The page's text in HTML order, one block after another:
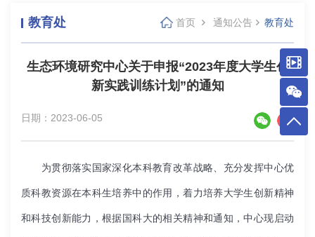
教育处 首页 通知公告 教育处
生态环境研究中心关于申报“2023年度大学生创
新实践训练计划”的通知
日期：2023-06-05
为贯彻落实国家深化本科教育改革战略、充分发挥中心优
质科教资源在本科生培养中的作用，着力培养大学生创新精神
和科技创新能力，根据国科大的相关精神和通知，中心现启动